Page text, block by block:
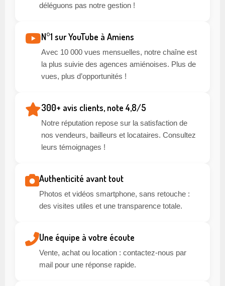
déléguons pas notre gestion !
N°1 sur YouTube à Amiens
Avec 10 000 vues mensuelles, notre chaîne est
la plus suivie des agences amiénoises. Plus de
vues, plus d’opportunités !
300+ avis clients, note 4,8/5
Notre réputation repose sur la satisfaction de
nos vendeurs, bailleurs et locataires. Consultez
leurs témoignages !
Authenticité avant tout
Photos et vidéos smartphone, sans retouche :
des visites utiles et une transparence totale.
Une équipe à votre écoute
Vente, achat ou location : contactez-nous par
mail pour une réponse rapide.